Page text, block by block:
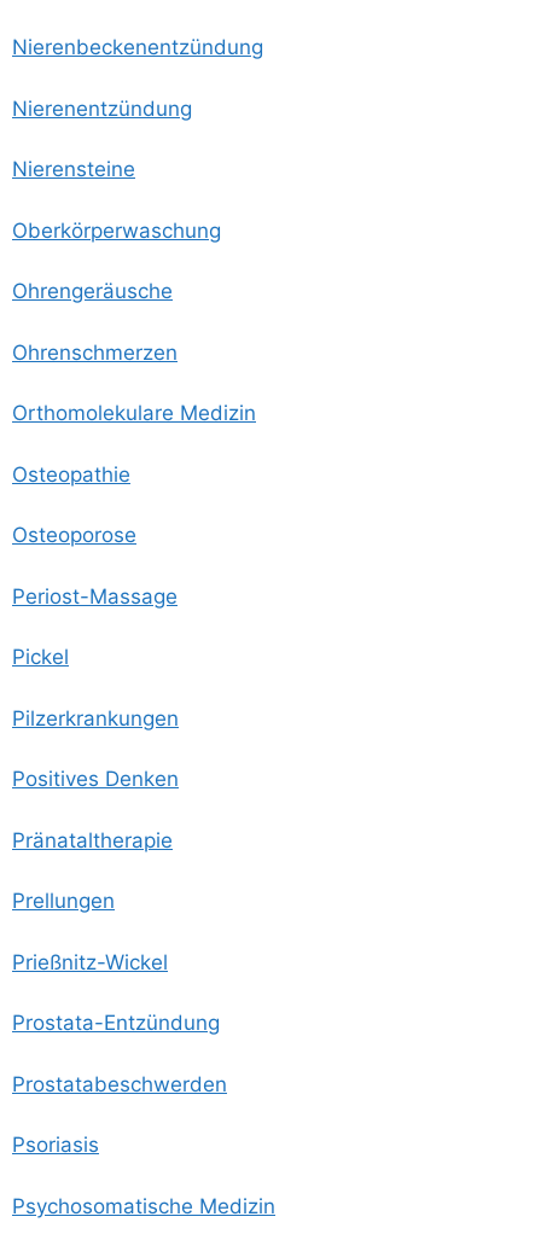
Nie­ren­be­cken­ent­zün­dung
Nie­ren­ent­zün­dung
Nie­ren­stei­ne
Ober­kör­per­wa­schung
Ohren­ge­räu­sche
Ohren­schmer­zen
Ortho­mo­le­ku­la­re Medizin
Osteo­pa­thie
Osteo­po­ro­se
Peri­ost-Mas­sa­ge
Pickel
Pilz­er­kran­kun­gen
Posi­ti­ves Denken
Prä­na­tal­the­ra­pie
Prel­lun­gen
Prieß­nitz-Wickel
Pro­sta­ta-Ent­zün­dung
Pro­sta­ta­be­schwer­den
Pso­ria­sis
Psy­cho­so­ma­ti­sche Medizin